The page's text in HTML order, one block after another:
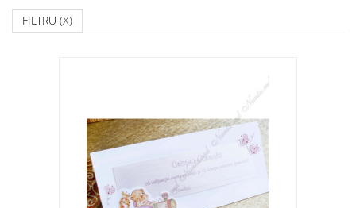
FILTRU (X)